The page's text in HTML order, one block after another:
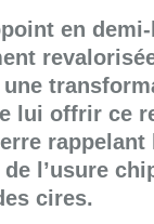
en
lui offrir ce
rappelant
de l’usure
cires.